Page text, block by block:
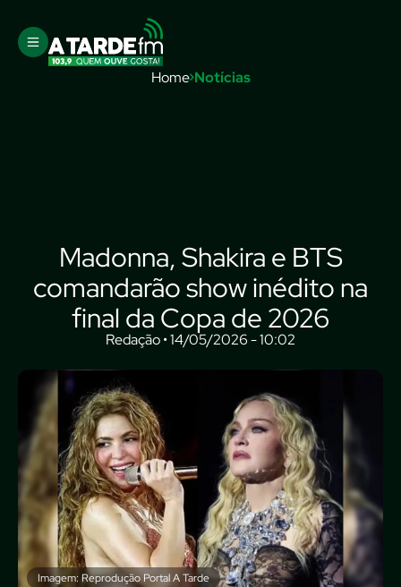
Home Notícias
Madonna, Shakira e BTS
comandarão show inédito na
final da Copa de 2026
Redação • 14/05/2026 - 10:02
Imagem: Reprodução Portal A Tarde